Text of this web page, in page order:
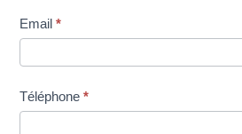
Email*
Téléphone*